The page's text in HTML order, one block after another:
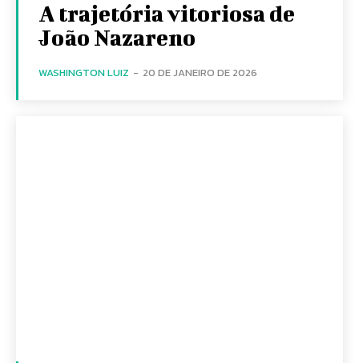
A trajetória vitoriosa de
João Nazareno
WASHINGTON LUIZ - 20 DE JANEIRO DE 2026